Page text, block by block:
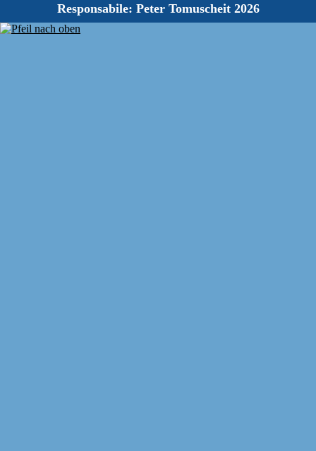
Responsabile: Peter Tomuscheit 2026